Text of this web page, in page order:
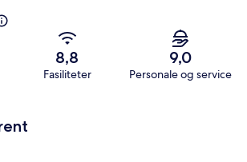
8,8
Fasiliteter
9,0
Personale og service